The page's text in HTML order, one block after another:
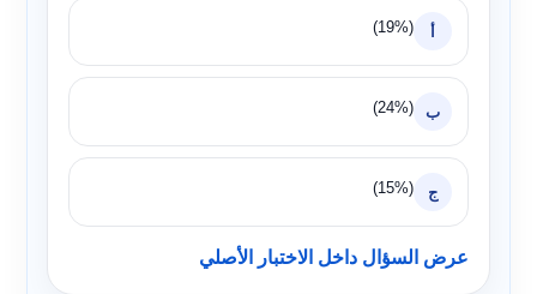
أ (19%)
ب (24%)
ج (15%)
عرض السؤال داخل الاختبار الأصلي